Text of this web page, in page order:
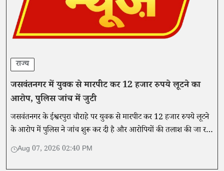
राज्य
जसवंतनगर में युवक से मारपीट कर 12 हजार रुपये लूटने का
आरोप, पुलिस जांच में जुटी
जसवंतनगर के ईश्वरपुरा चौराहे पर युवक से मारपीट कर 12 हजार रुपये लूटने
के आरोप में पुलिस ने जांच शुरू कर दी है और आरोपियों की तलाश की जा रही
है।Aug 07, 2026 02:40 PM